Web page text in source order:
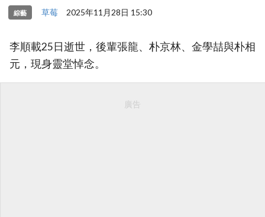
綜藝 草莓 2025年11月28日 15:30
李順載25日逝世，後輩張龍、朴京林、金學喆與朴相
元，現身靈堂悼念。
廣告